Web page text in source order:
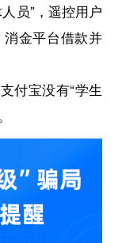
员”，遥控用户
金平台借款并
付宝没有“学生